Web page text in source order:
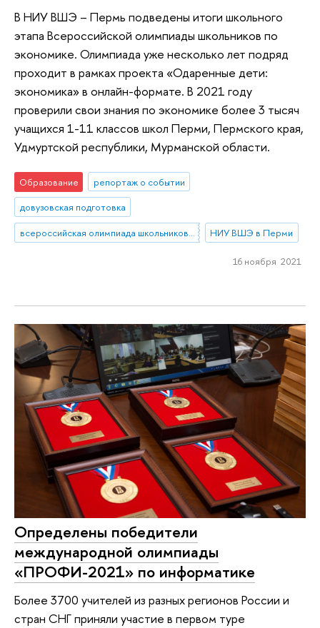
В НИУ ВШЭ – Пермь подведены итоги школьного
этапа Всероссийской олимпиады школьников по
экономике. Олимпиада уже несколько лет подряд
проходит в рамках проекта «Одаренные дети:
экономика» в онлайн-формате. В 2021 году
проверили свои знания по экономике более 3 тысяч
учащихся 1-11 классов школ Перми, Пермского края,
Удмуртской республики, Мурманской области.
Образование
репортаж о событии
довузовская подготовка
всероссийская олимпиада школьников по экономике
НИУ ВШЭ в Перми
16 ноября 2021
Определены победители
международной олимпиады
«ПРОФИ-2021» по информатике
Более 3700 учителей из разных регионов России и
стран СНГ приняли участие в первом туре